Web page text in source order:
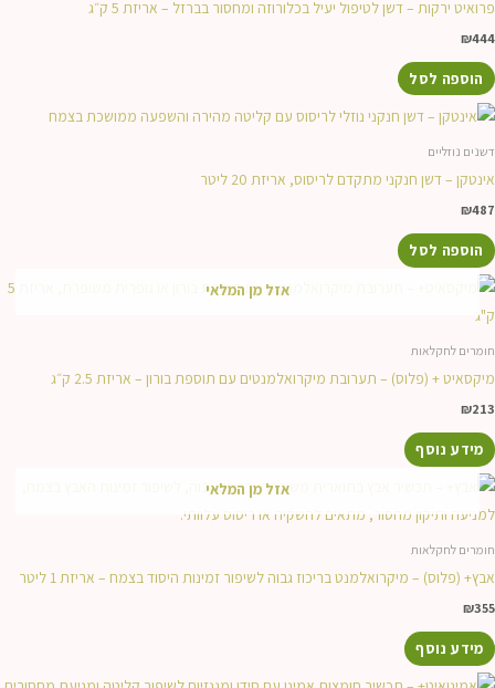
פרואיט ירקות – דשן לטיפול יעיל בכלורוזה ומחסור בברזל – אריזת 5 ק״ג
₪444
הוספה לסל
דשנים נוזליים
אינטקן – דשן חנקני מתקדם לריסוס, אריזת 20 ליטר
₪487
הוספה לסל
אזל מן המלאי
חומרים לחקלאות
מיקסאיט + (פלוס) – תערובת מיקרואלמנטים עם תוספת בורון – אריזת 2.5 ק״ג
₪213
מידע נוסף
אזל מן המלאי
חומרים לחקלאות
אבץ+ (פלוס) – מיקרואלמנט בריכוז גבוה לשיפור זמינות היסוד בצמח – אריזת 1 ליטר
₪355
מידע נוסף